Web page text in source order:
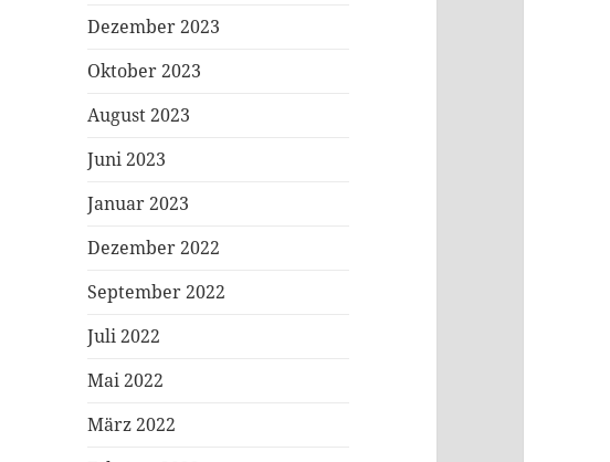
Dezember 2023
Oktober 2023
August 2023
Juni 2023
Januar 2023
Dezember 2022
September 2022
Juli 2022
Mai 2022
März 2022